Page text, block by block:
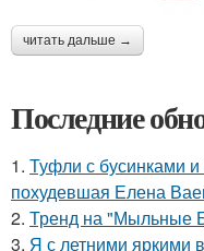
читать дальше →
Последние
1. Туфли с бусинками
похудевшая Елена
2. Тренд на "Мыльные
3. Я с летними яркими